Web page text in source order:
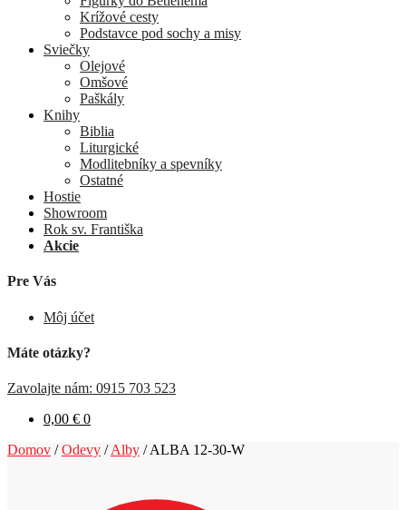
Krížové cesty
Podstavce pod sochy a misy
Sviečky
Olejové
Omšové
Paškály
Knihy
Biblia
Liturgické
Modlitebníky a spevníky
Ostatné
Hostie
Showroom
Rok sv. Františka
Akcie
Pre Vás
Môj účet
Máte otázky?
Zavolajte nám: 0915 703 523
0,00 € 0
Domov /Odevy /Alby /ALBA 12-30-W